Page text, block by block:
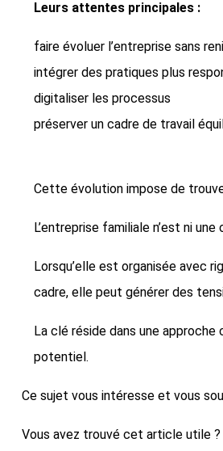
Leurs attentes principales :
faire évoluer l’entreprise sans
intégrer des pratiques plus
digitaliser les processus
préserver un cadre de travail
Cette évolution impose de
L’entreprise familiale n’est ni
Lorsqu’elle est organisée avec
cadre, elle peut générer des
La clé réside dans une
potentiel.
Ce sujet vous intéresse et vous
Vous avez trouvé cet article utile ?